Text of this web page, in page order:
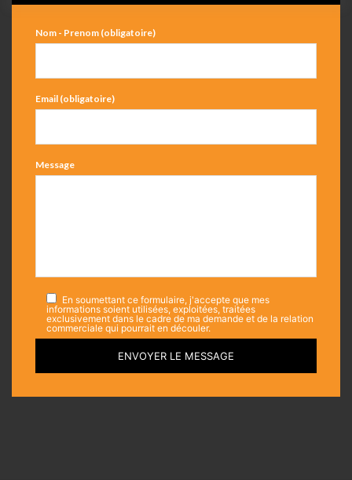
Nom - Prenom (obligatoire)
Email (obligatoire)
Message
En soumettant ce formulaire, j'accepte que mes
informations soient utilisées, exploitées, traitées
exclusivement dans le cadre de ma demande et de la relation
commerciale qui pourrait en découler.
ENVOYER LE MESSAGE